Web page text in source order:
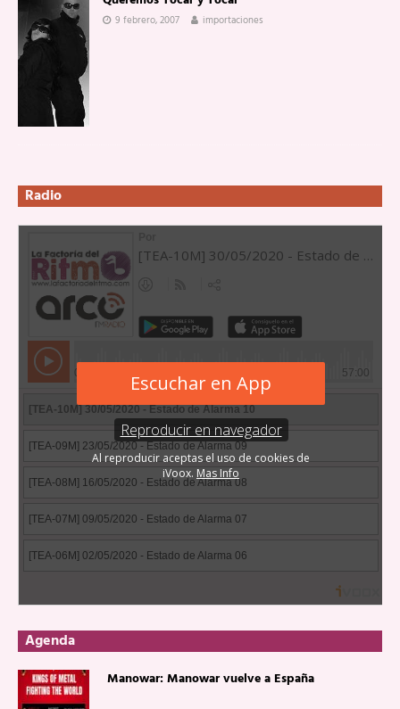
9 febrero, 2007 importaciones
Radio
Agenda
Manowar: Manowar vuelve a España